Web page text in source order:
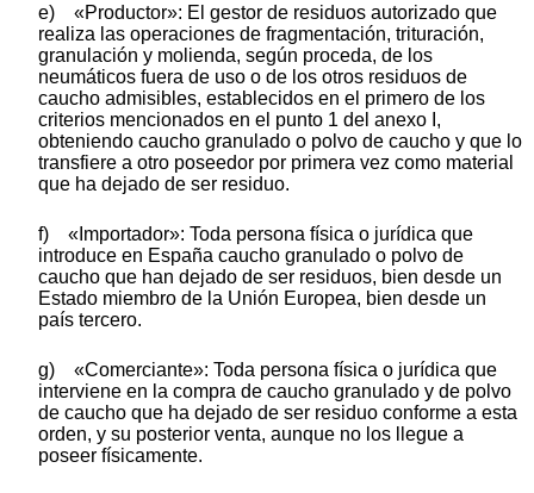
e) «Productor»: El gestor de residuos autorizado que
realiza las operaciones de fragmentación, trituración,
granulación y molienda, según proceda, de los
neumáticos fuera de uso o de los otros residuos de
caucho admisibles, establecidos en el primero de los
criterios mencionados en el punto 1 del anexo I,
obteniendo caucho granulado o polvo de caucho y que lo
transfiere a otro poseedor por primera vez como material
que ha dejado de ser residuo.
f) «Importador»: Toda persona física o jurídica que
introduce en España caucho granulado o polvo de
caucho que han dejado de ser residuos, bien desde un
Estado miembro de la Unión Europea, bien desde un
país tercero.
g) «Comerciante»: Toda persona física o jurídica que
interviene en la compra de caucho granulado y de polvo
de caucho que ha dejado de ser residuo conforme a esta
orden, y su posterior venta, aunque no los llegue a
poseer físicamente.